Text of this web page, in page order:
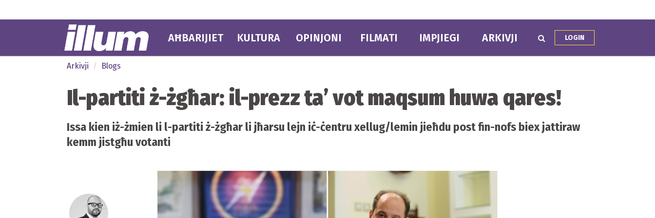
AĦBARIJIET KULTURA OPINJONI FILMATI IMPJIEGI ARKIVJI LOGIN
Arkivji Blogs
Il-partiti ż-żgħar: il-prezz ta’ vot maqsum huwa qares!
Issa kien iż-żmien li l-partiti ż-żgħar li jħarsu lejn iċ-ċentru xellug/lemin jieħdu post fin-nofs biex jattiraw
kemm jistgħu votanti